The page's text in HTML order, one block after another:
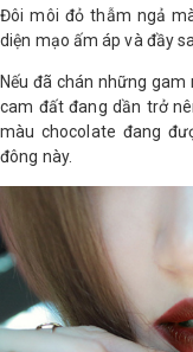
Đôi môi đỏ thẫm ngả
diện mạo ấm áp và đầy
Nếu đã chán những
cam đất đang dần trở
màu chocolate đang
đông này.